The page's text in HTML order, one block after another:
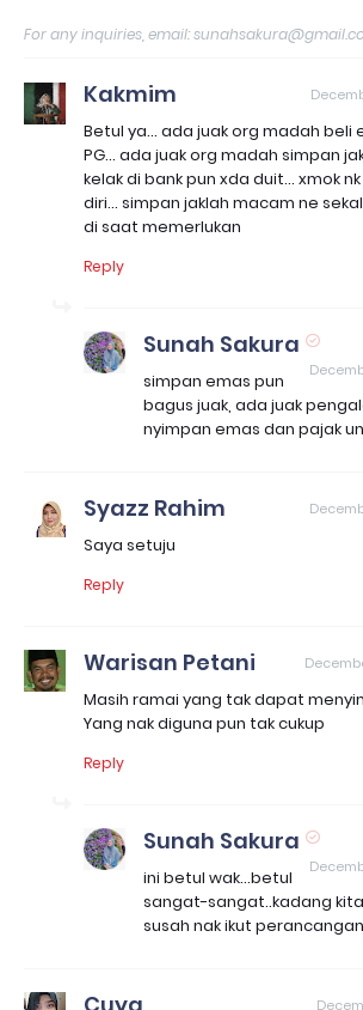
For any inquiries, email:
Kakmim
Betul ya... ada juak org madah beli
PG... ada juak org madah simpan
kelak di bank pun xda duit... xmok
diri... simpan jaklah macam ne
di saat memerlukan
Reply
Sunah Sakura
simpan emas pun
bagus juak, ada juak
nyimpan emas dan pajak
Syazz Rahim
Saya setuju
Reply
Warisan Petani
Masih ramai yang tak dapat
Yang nak diguna pun tak cukup
Reply
Sunah Sakura
ini betul wak...betul
sangat-sangat..kadang
susah nak ikut